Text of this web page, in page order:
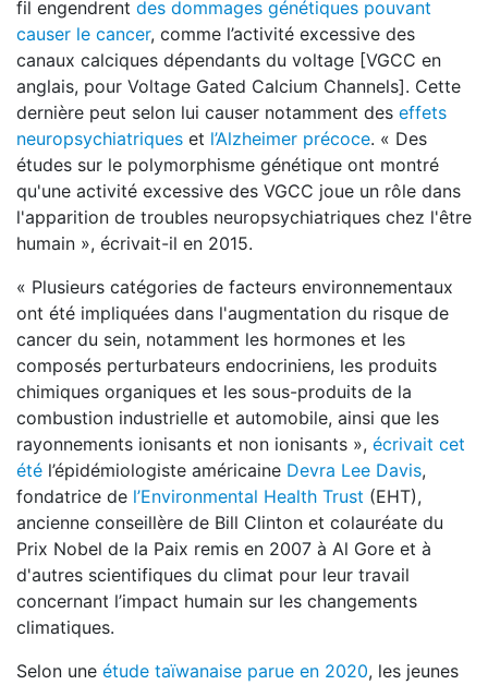
fil engendrent des dommages génétiques pouvant
causer le cancer, comme l’activité excessive des
canaux calciques dépendants du voltage [VGCC en
anglais, pour Voltage Gated Calcium Channels]. Cette
dernière peut selon lui causer notamment des effets
neuropsychiatriques et l’Alzheimer précoce. « Des
études sur le polymorphisme génétique ont montré
qu'une activité excessive des VGCC joue un rôle dans
l'apparition de troubles neuropsychiatriques chez l'être
humain », écrivait-il en 2015.
« Plusieurs catégories de facteurs environnementaux
ont été impliquées dans l'augmentation du risque de
cancer du sein, notamment les hormones et les
composés perturbateurs endocriniens, les produits
chimiques organiques et les sous-produits de la
combustion industrielle et automobile, ainsi que les
rayonnements ionisants et non ionisants », écrivait cet
été l’épidémiologiste américaine Devra Lee Davis,
fondatrice de l’Environmental Health Trust (EHT),
ancienne conseillère de Bill Clinton et colauréate du
Prix Nobel de la Paix remis en 2007 à Al Gore et à
d'autres scientifiques du climat pour leur travail
concernant l’impact humain sur les changements
climatiques.
Selon une étude taïwanaise parue en 2020, les jeunes